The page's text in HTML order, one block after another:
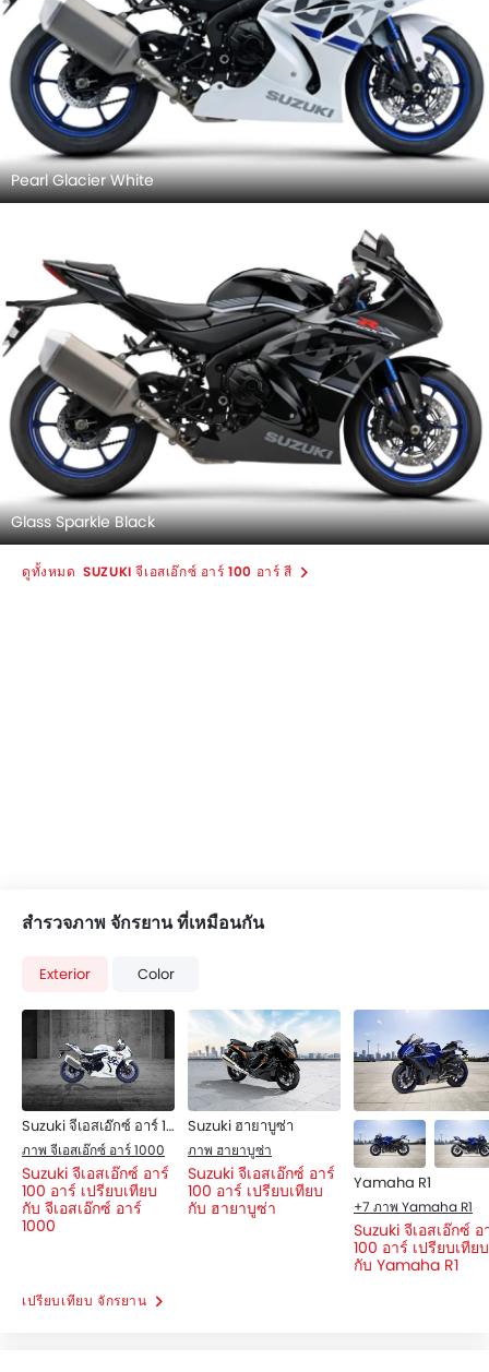
Pearl Glacier White
Glass Sparkle Black
SUZUKI จีเอสเอ๊กซ์ อาร์ 100 อาร์ สี
สำรวจภาพ จักรยาน ที่เหมือนกัน
Exterior Color
Suzuki จีเอสเอ๊กซ์ อาร์ 1000
ภาพ จีเอสเอ๊กซ์ อาร์ 1000
Suzuki จีเอสเอ๊กซ์ อาร์
100 อาร์ เปรียบเทียบ
กับ จีเอสเอ๊กซ์ อาร์
1000
Suzuki ฮายาบูซ่า
ภาพ ฮายาบูซ่า
Suzuki จีเอสเอ๊กซ์ อาร์
100 อาร์ เปรียบเทียบ
กับ ฮายาบูซ่า
Yamaha R1
+7 ภาพ Yamaha R1
Suzuki จีเอสเอ๊กซ์ อ
100 อาร์ เปรียบเทียบ
กับ Yamaha R1
เปรียบเทียบ จักรยาน